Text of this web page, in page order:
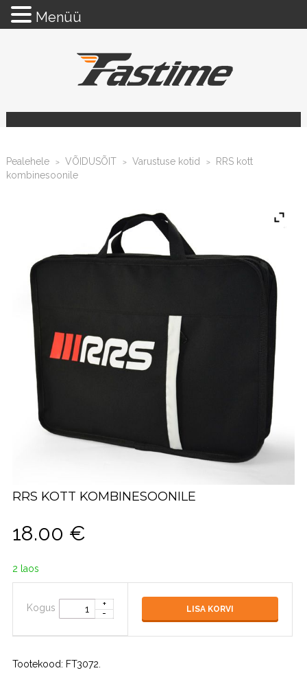
Pealehele > VÕIDUSÕIT > Varustuse kotid >
RRS kott
kombinesoonile
RRS KOTT KOMBINESOONILE
18.00 €
2 laos
Kogus LISA KORVI
Tootekood: FT3072
Menüü